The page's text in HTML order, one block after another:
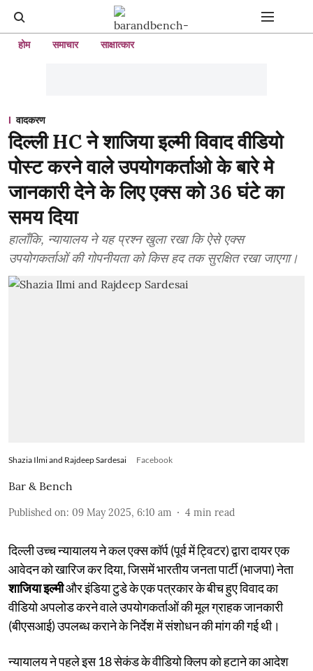
होम समाचार साक्षात्कार
वादकरण
दिल्ली HC ने शाजिया इल्मी विवाद वीडियो
पोस्ट करने वाले उपयोगकर्ताओ के बारे मे
जानकारी देने के लिए एक्स को 36 घंटे का
समय दिया
हालाँकि, न्यायालय ने यह प्रश्न खुला रखा कि ऐसे एक्स
उपयोगकर्ताओं की गोपनीयता को किस हद तक सुरक्षित रखा जाएगा।
Shazia Ilmi and Rajdeep Sardesai Facebook
Bar & Bench
Published on: 09 May 2025, 6:10 am 4 min read
दिल्ली उच्च न्यायालय ने कल एक्स कॉर्प (पूर्व में ट्विटर) द्वारा दायर एक
आवेदन को खारिज कर दिया, जिसमें भारतीय जनता पार्टी (भाजपा) नेता
शाजिया इल्मीऔर इंडिया टुडे के एक पत्रकार के बीच हुए विवाद का
वीडियो अपलोड करने वाले उपयोगकर्ताओं की मूल ग्राहक जानकारी
(बीएसआई) उपलब्ध कराने के निर्देश में संशोधन की मांग की गई थी।
न्यायालय ने पहले इस 18 सेकंड के वीडियो क्लिप को हटाने का आदेश